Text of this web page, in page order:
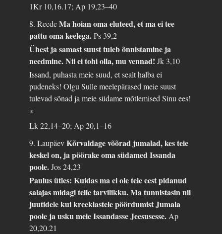
1Kr 10,16.17; Ap 19,23–40
8. ReedeMa hoian oma eluteed, et ma ei tee
pattu oma keelega.Ps 39,2
Ühest ja samast suust tuleb õnnistamine ja
needmine. Nii ei tohi olla, mu vennad!Jk 3,10
Issand, puhasta meie suud, et sealt halba ei
pudeneks! Olgu Sulle meelepärased meie suust
tulevad sõnad ja meie südame mõtlemised Sinu ees!
*
Lk 22,14–20; Ap 20,1–16
9. LaupäevKõrvaldage võõrad jumalad, kes teie
keskel on, ja pöörake oma südamed Issanda
poole.Jos 24,23
Paulus ütles: Kuidas ma ei ole teie eest pidanud
salajas midagi teile tarvilikku. Ma tunnistasin nii
juutidele kui kreeklastele pöördumist Jumala
poole ja usku meie Issandasse Jeesusesse.Ap
20,20.21